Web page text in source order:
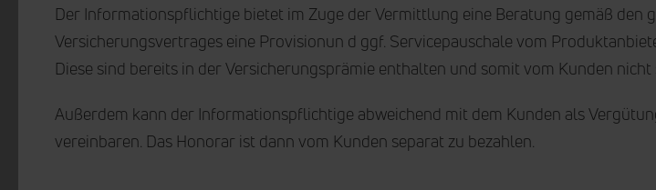
Der Informationspflichtige bietet im Zuge der Vermittlung eine Beratung gemäß
Versicherungsvertrages eine Provisionun d ggf. Servicepauschale vom
Diese sind bereits in der Versicherungsprämie enthalten und somit vom Kunden nicht
Außerdem kann der Informationspflichtige abweichend mit dem Kunden als
vereinbaren. Das Honorar ist dann vom Kunden separat zu bezahlen.